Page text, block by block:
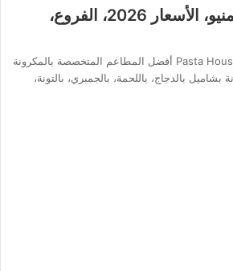
بيت المكرونة | المنيو، الأسعار 2026، الفروع،
يعد مطعم بيت المكرونة Pasta House أفضل المطاعم المتخصصة بالمكرونة
بالدجاج، باللحمة، بالجمبري، بالتونة،